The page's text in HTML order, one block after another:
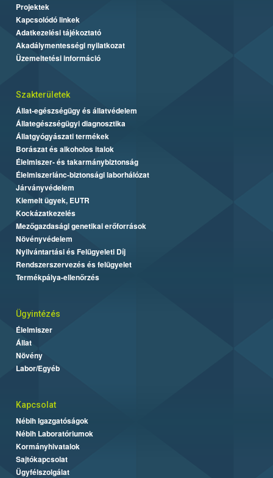
Projektek
Kapcsolódó linkek
Adatkezelési tájékoztató
Akadálymentességi nyilatkozat
Üzemeltetési információ
Szakterületek
Állat-egészségügy és állatvédelem
Állategészségügyi diagnosztika
Állatgyógyászati termékek
Borászat és alkoholos italok
Élelmiszer- és takarmánybiztonság
Élelmiszerlánc-biztonsági laborhálózat
Járványvédelem
Kiemelt ügyek, EUTR
Kockázatkezelés
Mezőgazdasági genetikai erőforrások
Növényvédelem
Nyilvántartási és Felügyeleti Díj
Rendszerszervezés és felügyelet
Termékpálya-ellenőrzés
Ügyintézés
Élelmiszer
Állat
Növény
Labor/Egyéb
Kapcsolat
Nébih Igazgatóságok
Nébih Laboratóriumok
Kormányhivatalok
Sajtókapcsolat
Ügyfélszolgálat